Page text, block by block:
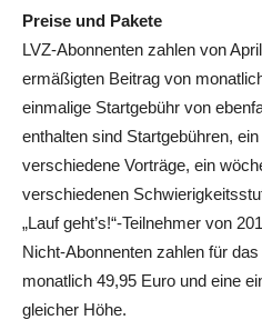
Preise und Pakete
LVZ-Abonnenten zahlen von
ermäßigten Beitrag von
einmalige Startgebühr von
enthalten sind Startgebühren,
verschiedene Vorträge, ein
verschiedenen
„Lauf geht’s!“-Teilnehmer von
Nicht-Abonnenten zahlen für
monatlich 49,95 Euro und eine
gleicher Höhe.